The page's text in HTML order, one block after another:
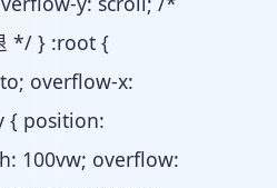
*/ } :root {
overflow-x:
{ position:
100vw; overflow: